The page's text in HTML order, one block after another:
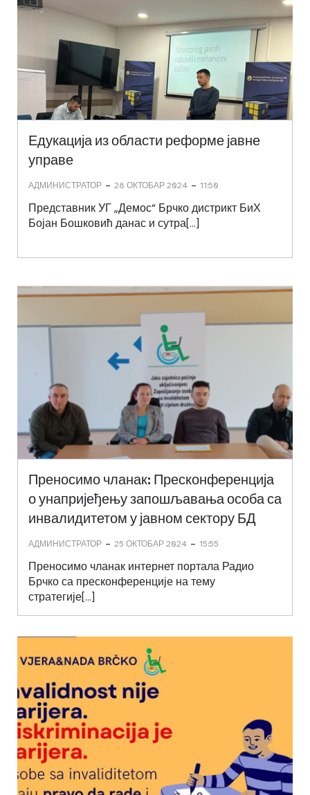
Едукација из области реформе јавне
управе
АДМИНИСТРАТОР - 28 ОКТОБАР 2024 - 11:50
Представник УГ „Демос“ Брчко дистрикт БиХ
Бојан Бошковић данас и сутра[…]
Преносимо чланак: Пресконференција
о унапријеђењу запошљавања особа са
инвалидитетом у јавном сектору БД
АДМИНИСТРАТОР - 25 ОКТОБАР 2024 - 15:55
Преносимо чланак интернет портала Радио
Брчко са пресконференције на тему
стратегије[…]